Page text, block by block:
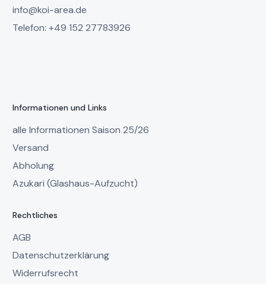
info@koi-area.de
Telefon: +49 152 27783926
Informationen und Links
alle Informationen Saison 25/26
Versand
Abholung
Azukari (Glashaus-Aufzucht)
Rechtliches
AGB
Datenschutzerklärung
Widerrufsrecht